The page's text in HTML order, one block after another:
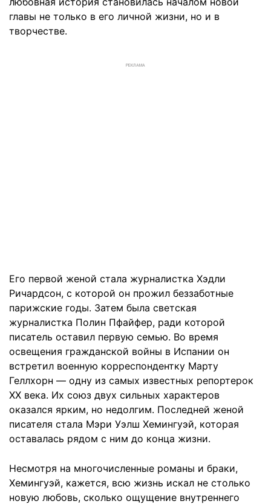
главы не только в его личной жизни, но и в
творчестве.
РЕКЛАМА
Его первой женой стала журналистка Хэдли
Ричардсон, с которой он прожил беззаботные
парижские годы. Затем была светская
журналистка Полин Пфайфер, ради которой
писатель оставил первую семью. Во время
освещения гражданской войны в Испании он
встретил военную корреспондентку Марту
Геллхорн — одну из самых известных репортерок
ХХ века. Их союз двух сильных характеров
оказался ярким, но недолгим. Последней женой
писателя стала Мэри Уэлш Хемингуэй, которая
оставалась рядом с ним до конца жизни.
Несмотря на многочисленные романы и браки,
Хемингуэй, кажется, всю жизнь искал не столько
новую любовь, сколько ощущение внутреннего